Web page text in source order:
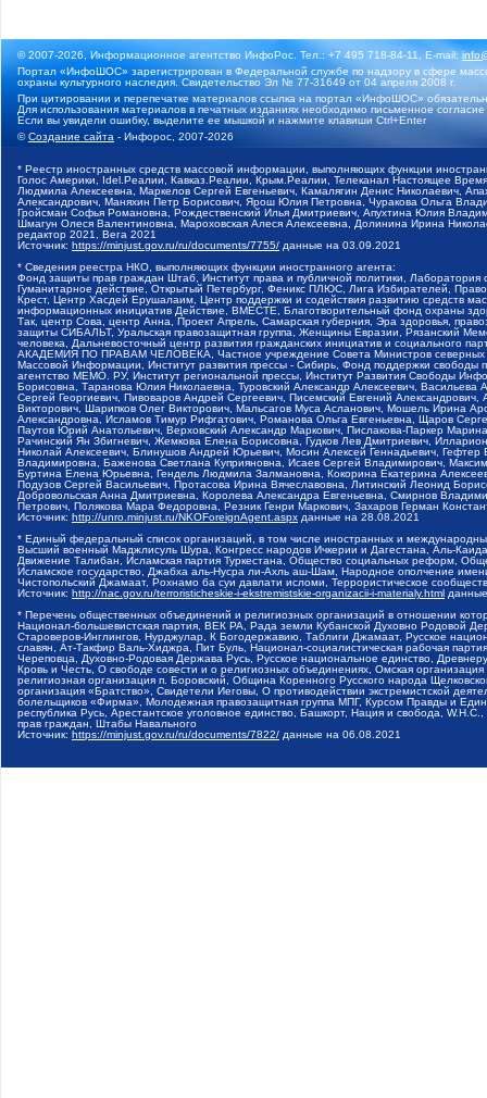
© 2007-2026, Информационное агентство ИнфоРос. Тел.: +7 495 718-84-11, E-mail:
Портал «ИнфоШОС» зарегистрирован в Федеральной службе по надзору в сфере
охраны культурного наследия. Свидетельство Эл № 77-31649 от 04 апреля 2008 г.
При цитировании и перепечатке материалов ссылка на портал «ИнфоШОС»
Для использования материалов в печатных изданиях необходимо письменное
Если вы увидели ошибку, выделите ее мышкой и нажмите клавиши Ctrl+Enter
©Создание сайта - Инфорос, 2007-2026
* Реестр иностранных средств массовой информации, выполняющих функции
Голос Америки, Idel.Реалии, Кавказ.Реалии, Крым.Реалии, Телеканал Настоящее
Людмила Алексеевна, Маркелов Сергей Евгеньевич, Камалягин Денис Николаевич,
Александрович, Маняхин Петр Борисович, Ярош Юлия Петровна, Чуракова Ольга
Гройсман Софья Романовна, Рождественский Илья Дмитриевич, Апухтина Юлия
Шмагун Олеся Валентиновна, Мароховская Алеся Алексеевна, Долинина Ирина
редактор 2021, Вега 2021
Источник: https://minjust.gov.ru/ru/documents/7755/ данные на 03.09.2021
* Сведения реестра НКО, выполняющих функции иностранного агента:
Фонд защиты прав граждан Штаб, Институт права и публичной политики,
Гуманитарное действие, Открытый Петербург, Феникс ПЛЮС, Лига Избирателей,
Крест, Центр Хасдей Ерушалаим, Центр поддержки и содействия развитию средств
информационных инициатив Действие, ВМЕСТЕ, Благотворительный фонд охраны
Так, центр Сова, центр Анна, Проект Апрель, Самарская губерния, Эра здоровья,
защиты СИБАЛЬТ, Уральская правозащитная группа, Женщины Евразии, Рязанский
человека, Дальневосточный центр развития гражданских инициатив и социального
АКАДЕМИЯ ПО ПРАВАМ ЧЕЛОВЕКА, Частное учреждение Совета Министров северных
Массовой Информации, Институт развития прессы - Сибирь, Фонд поддержки
агентство МЕМО. РУ, Институт региональной прессы, Институт Развития Свободы
Борисовна, Таранова Юлия Николаевна, Туровский Александр Алексеевич,
Сергей Георгиевич, Пивоваров Андрей Сергеевич, Писемский Евгений
Викторович, Шарипков Олег Викторович, Мальсагов Муса Асланович, Мошель Ирина
Александровна, Исламов Тимур Рифгатович, Романова Ольга Евгеньевна, Щаров
Паутов Юрий Анатольевич, Верховский Александр Маркович, Пислакова-Паркер
Рачинский Ян Збигневич, Жемкова Елена Борисовна, Гудков Лев Дмитриевич,
Николай Алексеевич, Блинушов Андрей Юрьевич, Мосин Алексей Геннадьевич,
Владимировна, Баженова Светлана Куприяновна, Исаев Сергей Владимирович,
Буртина Елена Юрьевна, Гендель Людмила Залмановна, Кокорина Екатерина
Подузов Сергей Васильевич, Протасова Ирина Вячеславовна, Литинский Леонид
Добровольская Анна Дмитриевна, Королева Александра Евгеньевна, Смирнов
Петрович, Полякова Мара Федоровна, Резник Генри Маркович, Захаров Герман
Источник: http://unro.minjust.ru/NKOForeignAgent.aspx данные на 28.08.2021
* Единый федеральный список организаций, в том числе иностранных и
Высший военный Маджлисуль Шура, Конгресс народов Ичкерии и Дагестана, Аль-
Движение Талибан, Исламская партия Туркестана, Общество социальных реформ,
Исламское государство, Джабха аль-Нусра ли-Ахль аш-Шам, Народное ополчение
Чистопольский Джамаат, Рохнамо ба суи давлати исломи, Террористическое
Источник: http://nac.gov.ru/terroristicheskie-i-ekstremistskie-organizacii-i-materialy.html
* Перечень общественных объединений и религиозных организаций в отношении
Национал-большевистская партия, ВЕК РА, Рада земли Кубанской Духовно Родовой
Староверов-Инглингов, Нурджулар, К Богодержавию, Таблиги Джамаат, Русское
славян, Ат-Такфир Валь-Хиджра, Пит Буль, Национал-социалистическая рабочая
Череповца, Духовно-Родовая Держава Русь, Русское национальное единство,
Кровь и Честь, О свободе совести и о религиозных объединениях, Омская
религиозная организация п. Боровский, Община Коренного Русского народа
организация «Братство», Свидетели Иеговы, О противодействии экстремистской
болельщиков «Фирма», Молодежная правозащитная группа МПГ, Курсом Правды и
республика Русь, Арестантское уголовное единство, Башкорт, Нация и свобода,
прав граждан, Штабы Навального
Источник: https://minjust.gov.ru/ru/documents/7822/ данные на 06.08.2021